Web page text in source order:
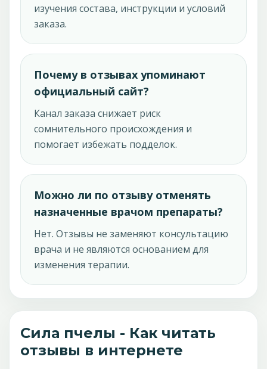
изучения состава, инструкции и условий
заказа.
Почему в отзывах упоминают
официальный сайт?
Канал заказа снижает риск
сомнительного происхождения и
помогает избежать подделок.
Можно ли по отзыву отменять
назначенные врачом препараты?
Нет. Отзывы не заменяют консультацию
врача и не являются основанием для
изменения терапии.
Сила пчелы - Как читать
отзывы в интернете